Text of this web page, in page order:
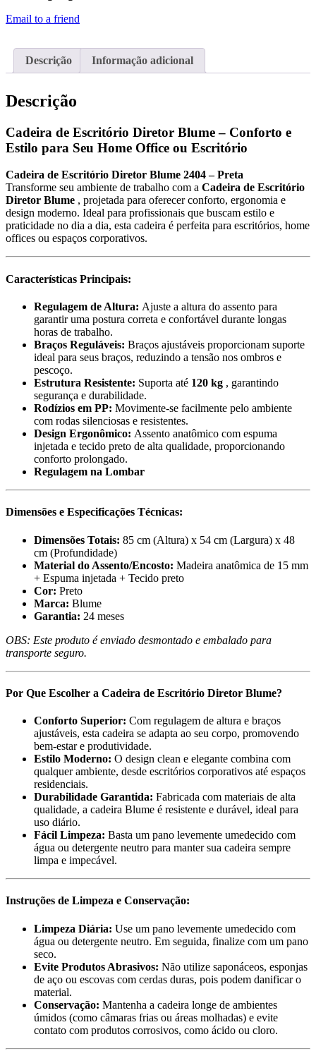
Email to a friend
Descrição Informação adicional
Descrição
Cadeira de Escritório Diretor Blume – Conforto e
Estilo para Seu Home Office ou Escritório
Cadeira de Escritório Diretor Blume 2404 – Preta
Transforme seu ambiente de trabalho com a Cadeira de Escritório
Diretor Blume , projetada para oferecer conforto, ergonomia e
design moderno. Ideal para profissionais que buscam estilo e
praticidade no dia a dia, esta cadeira é perfeita para escritórios, home
offices ou espaços corporativos.
Características Principais:
Regulagem de Altura: Ajuste a altura do assento para
garantir uma postura correta e confortável durante longas
horas de trabalho.
Braços Reguláveis: Braços ajustáveis proporcionam suporte
ideal para seus braços, reduzindo a tensão nos ombros e
pescoço.
Estrutura Resistente: Suporta até 120 kg , garantindo
segurança e durabilidade.
Rodízios em PP: Movimente-se facilmente pelo ambiente
com rodas silenciosas e resistentes.
Design Ergonômico: Assento anatômico com espuma
injetada e tecido preto de alta qualidade, proporcionando
conforto prolongado.
Regulagem na Lombar
Dimensões e Especificações Técnicas:
Dimensões Totais: 85 cm (Altura) x 54 cm (Largura) x 48
cm (Profundidade)
Material do Assento/Encosto: Madeira anatômica de 15 mm
+ Espuma injetada + Tecido preto
Cor: Preto
Marca: Blume
Garantia: 24 meses
OBS: Este produto é enviado desmontado e embalado para
transporte seguro.
Por Que Escolher a Cadeira de Escritório Diretor Blume?
Conforto Superior: Com regulagem de altura e braços
ajustáveis, esta cadeira se adapta ao seu corpo, promovendo
bem-estar e produtividade.
Estilo Moderno: O design clean e elegante combina com
qualquer ambiente, desde escritórios corporativos até espaços
residenciais.
Durabilidade Garantida: Fabricada com materiais de alta
qualidade, a cadeira Blume é resistente e durável, ideal para
uso diário.
Fácil Limpeza: Basta um pano levemente umedecido com
água ou detergente neutro para manter sua cadeira sempre
limpa e impecável.
Instruções de Limpeza e Conservação:
Limpeza Diária: Use um pano levemente umedecido com
água ou detergente neutro. Em seguida, finalize com um pano
seco.
Evite Produtos Abrasivos: Não utilize saponáceos, esponjas
de aço ou escovas com cerdas duras, pois podem danificar o
material.
Conservação: Mantenha a cadeira longe de ambientes
úmidos (como câmaras frias ou áreas molhadas) e evite
contato com produtos corrosivos, como ácido ou cloro.